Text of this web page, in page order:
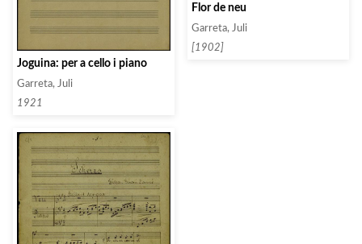
Joguina: per a cello i piano
Garreta, Juli
1921
Flor de neu
Garreta, Juli
[1902]